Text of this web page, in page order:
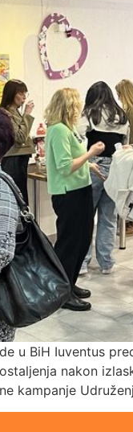
u BiH Iuventus
nakon
kampanje